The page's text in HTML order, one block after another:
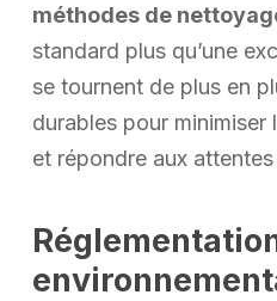
méthodes de
standard plus qu’une
se tournent de plus en
durables pour minimiser
et répondre aux